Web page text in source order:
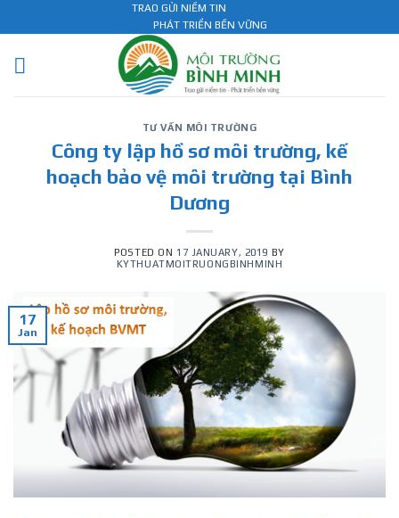
to
content
TRAO GỬI NIỀM TIN
PHÁT TRIỂN BỀN VỮNG
TƯ VẤN MÔI TRƯỜNG
Công ty lập hồ sơ môi trường, kế
hoạch bảo vệ môi trường tại Bình
Dương
POSTED ON 17 JANUARY, 2019 BY
KYTHUATMOITRUONGBINHMINH
17
Jan